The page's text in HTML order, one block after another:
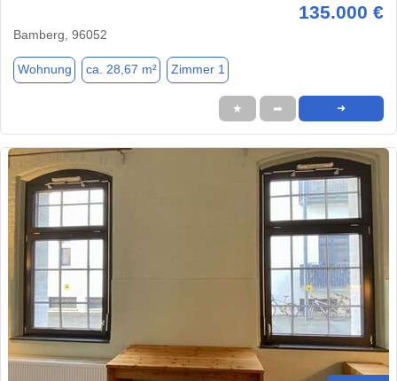
135.000 €
Bamberg, 96052
Wohnung ca. 28,67 m² Zimmer 1
★ ➦ ➜